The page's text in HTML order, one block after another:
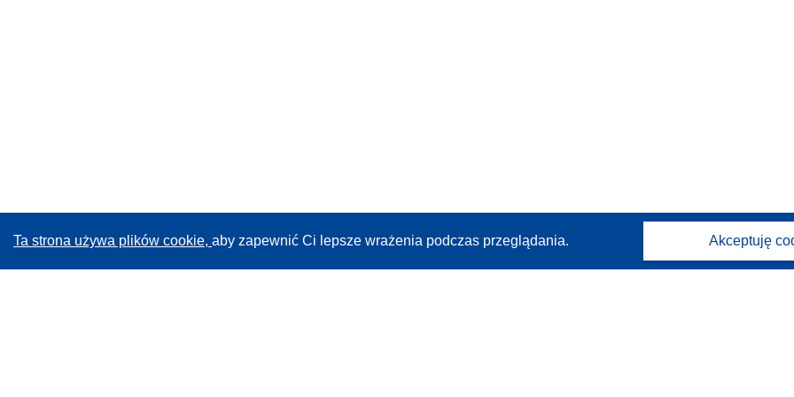
Ta strona używa plików cookie, aby zapewnić Ci lepsze wrażenia podczas przeglądania. Akceptuję